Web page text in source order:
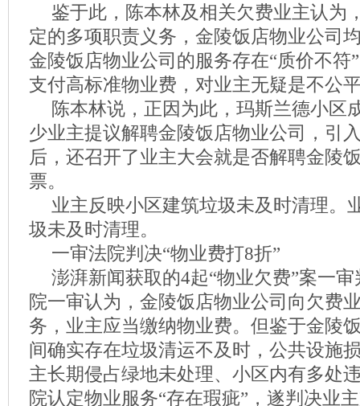
鉴于此，陈本林及相关欠费业主认为
定的多项职责义务，金陵饭店物业公司
金陵饭店物业公司的服务存在“质价不符
支付高标准物业费，对业主无疑是不公
陈本林说，正因为此，玛斯兰德小区
少业主提议解聘金陵饭店物业公司，引
后，还召开了业主大会就是否解聘金陵
票。
业主反映小区建筑垃圾未及时清理。
圾未及时清理。
一审法院判决“物业费打8折”
澎湃新闻获取的4起“物业欠费”案一
院一审认为，金陵饭店物业公司向欠费
务，业主应当缴纳物业费。但鉴于金陵
间确实存在垃圾清运不及时，公共设施
主长期侵占绿地未处理、小区内有多处
院认定物业服务“存在瑕疵”，遂判决业